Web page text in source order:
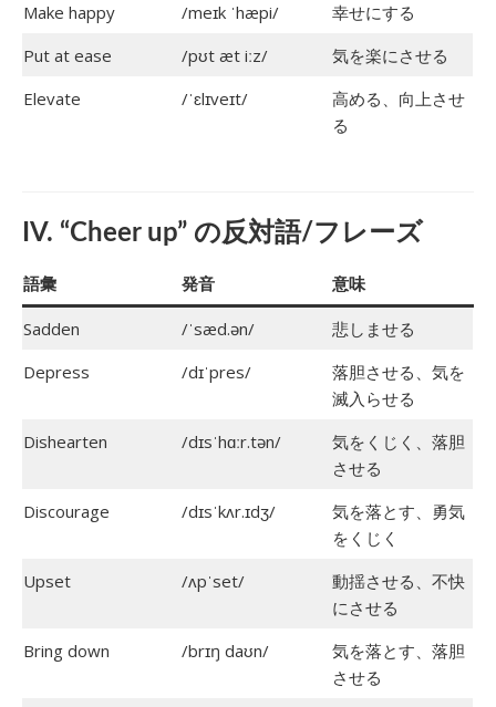
Make happy
/meɪk ˈhæpi/
幸せにする
Put at ease
/pʊt æt iːz/
気を楽にさせる
Elevate
/ˈɛlɪveɪt/
高める、向上させ
る
IV. “Cheer up” の反対語/フレーズ
語彙 発音 意味
Sadden /ˈsæd.ən/
悲しませる
Depress
/dɪˈpres/
落胆させる、気を
滅入らせる
Dishearten
/dɪsˈhɑːr.tən/
気をくじく、落胆
させる
Discourage
/dɪsˈkʌr.ɪdʒ/
気を落とす、勇気
をくじく
Upset
/ʌpˈset/
動揺させる、不快
にさせる
Bring down
/brɪŋ daʊn/
気を落とす、落胆
させる